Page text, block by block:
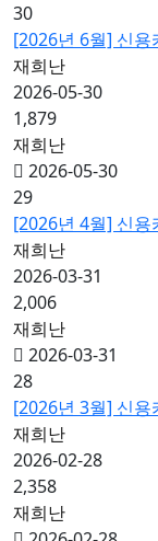
30
[2026년 6월] 신용
재희난
2026-05-30
1,879
재희난
2026-05-30
29
[2026년 4월] 신용
재희난
2026-03-31
2,006
재희난
2026-03-31
28
[2026년 3월] 신용
재희난
2026-02-28
2,358
재희난